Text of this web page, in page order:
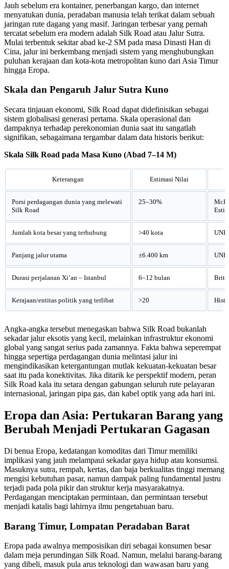
Jauh sebelum era kontainer, penerbangan kargo, dan internet
menyatukan dunia, peradaban manusia telah terikat dalam sebuah
jaringan rute dagang yang masif. Jaringan terbesar yang pernah
tercatat sebelum era modern adalah Silk Road atau Jalur Sutra.
Mulai terbentuk sekitar abad ke-2 SM pada masa Dinasti Han di
Cina, jalur ini berkembang menjadi sistem yang menghubungkan
puluhan kerajaan dan kota-kota metropolitan kuno dari Asia Timur
hingga Eropa.
Skala dan Pengaruh Jalur Sutra Kuno
Secara tinjauan ekonomi, Silk Road dapat didefinisikan sebagai
sistem globalisasi generasi pertama. Skala operasional dan
dampaknya terhadap perekonomian dunia saat itu sangatlah
signifikan, sebagaimana tergambar dalam data historis berikut:
Skala Silk Road pada Masa Kuno (Abad 7–14 M)
Keterangan Estimasi Nilai
Porsi perdagangan dunia yang melewati
Silk Road
25–30%
Jumlah kota besar yang terhubung >40 kota
Panjang jalur utama ±6.400 km
Durasi perjalanan Xi’an – Istanbul 6–12 bulan
Kerajaan/entitas politik yang terlibat >20
Angka-angka tersebut menegaskan bahwa Silk Road bukanlah
sekadar jalur eksotis yang kecil, melainkan infrastruktur ekonomi
global yang sangat serius pada zamannya. Fakta bahwa seperempat
hingga sepertiga perdagangan dunia melintasi jalur ini
mengindikasikan ketergantungan mutlak kekuatan-kekuatan besar
saat itu pada konektivitas. Jika ditarik ke perspektif modern, peran
Silk Road kala itu setara dengan gabungan seluruh rute pelayaran
internasional, jaringan pipa gas, dan kabel optik yang ada hari ini.
Eropa dan Asia: Pertukaran Barang yang
Berubah Menjadi Pertukaran Gagasan
Di benua Eropa, kedatangan komoditas dari Timur memiliki
implikasi yang jauh melampaui sekadar gaya hidup atau konsumsi.
Masuknya sutra, rempah, kertas, dan baja berkualitas tinggi memang
mengisi kebutuhan pasar, namun dampak paling fundamental justru
terjadi pada pola pikir dan struktur kerja masyarakatnya.
Perdagangan menciptakan permintaan, dan permintaan tersebut
menjadi katalis bagi lahirnya ilmu pengetahuan baru.
Barang Timur, Lompatan Peradaban Barat
Eropa pada awalnya memposisikan diri sebagai konsumen besar
dalam meja perundingan Silk Road. Namun, melalui barang-barang
yang dibeli, masuk pula arus teknologi dan wawasan baru yang